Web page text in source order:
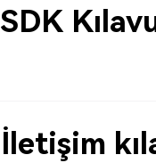
SDK
İletişim